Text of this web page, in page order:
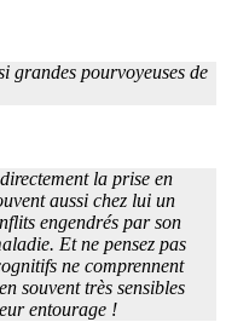
grandes pourvoyeuses de
la prise en
aussi chez lui un
engendrés par son
Et ne pensez pas
ne comprennent
souvent très sensibles
entourage !